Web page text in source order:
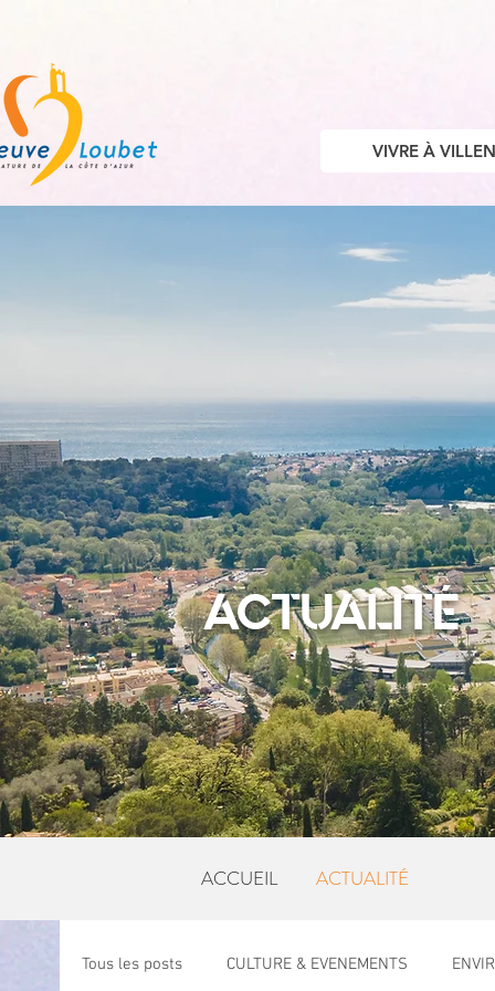
VIVRE À
ACTUALITÉ
ACCUEIL ACTUALITÉ
Tous les posts CULTURE & EVENEMENTS